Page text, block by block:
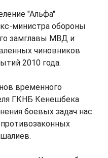
"Альфа"
министра обороны
замглавы МВД и
чиновников
2010 года.
временного
ГКНБ Кенешбека
боевых задач нас